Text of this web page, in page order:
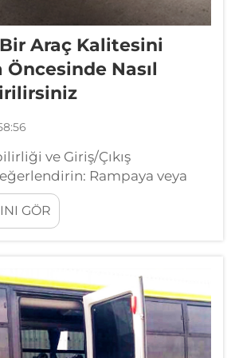
Araç Kalitesini
Öncesinde Nasıl
ve Giriş/Çıkış
Rampaya veya
Performans, Açısı ve Yük
ve kararlı tekerlekli
için maksimum eğim
sistemlerini
GÖR